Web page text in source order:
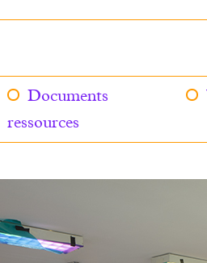
Documents
ressources